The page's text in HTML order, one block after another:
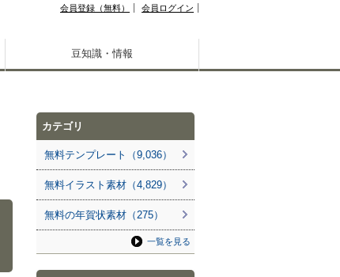
会員登録（無料） 会員ログイン
豆知識・情報
カテゴリ
無料テンプレート（9,036）
無料イラスト素材（4,829）
無料の年賀状素材（275）
一覧を見る